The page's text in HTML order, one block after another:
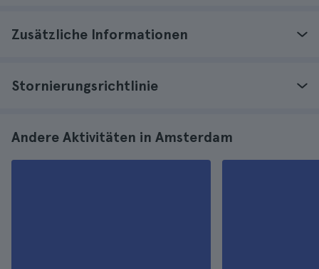
Zusätzliche Informationen
Stornierungsrichtlinie
Andere Aktivitäten in Amsterdam